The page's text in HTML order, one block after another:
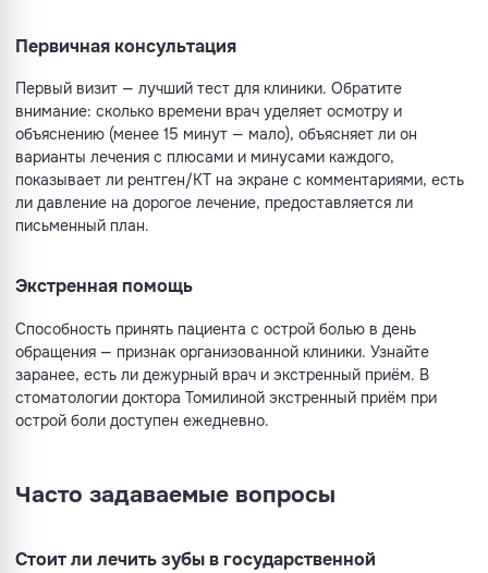
Первичная консультация
Первый визит — лучший тест для клиники. Обратите
внимание: сколько времени врач уделяет осмотру и
объяснению (менее 15 минут — мало), объясняет ли он
варианты лечения с плюсами и минусами каждого,
показывает ли рентген/КТ на экране с комментариями, есть
ли давление на дорогое лечение, предоставляется ли
письменный план.
Экстренная помощь
Способность принять пациента с острой болью в день
обращения — признак организованной клиники. Узнайте
заранее, есть ли дежурный врач и экстренный приём. В
стоматологии доктора Томилиной экстренный приём при
острой боли доступен ежедневно.
Часто задаваемые вопросы
Стоит ли лечить зубы в государственной